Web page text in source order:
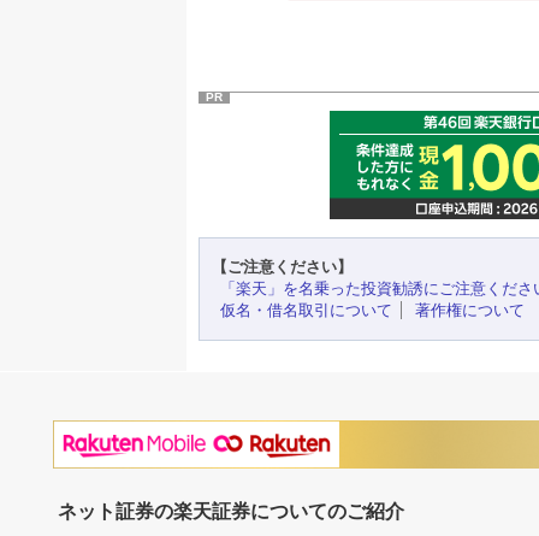
PR
【ご注意ください】
「楽天」を名乗った投資勧誘にご注意くださ
仮名・借名取引について
著作権について
ネット証券の楽天証券についてのご紹介